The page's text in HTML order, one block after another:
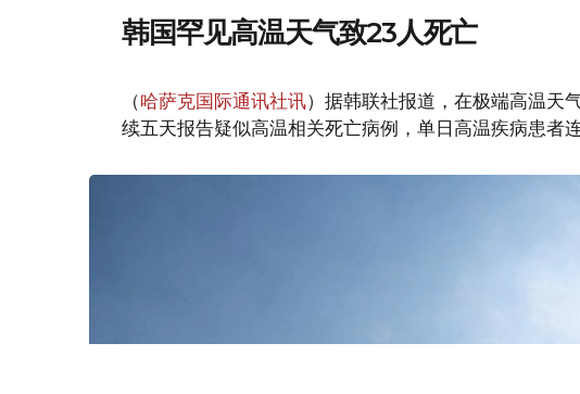
韩国罕见高温天气致23人死亡
（哈萨克国际通讯社讯）据韩联社报道，在极端高温天
续五天报告疑似高温相关死亡病例，单日高温疾病患者